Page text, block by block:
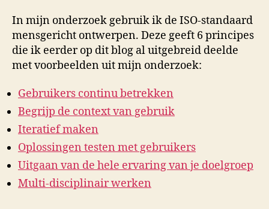
In mijn onderzoek gebruik ik de ISO-standaard
mensgericht ontwerpen. Deze geeft 6 principes
die ik eerder op dit blog al uitgebreid deelde
met voorbeelden uit mijn onderzoek:
Gebruikers continu betrekken
Begrijp de context van gebruik
Iteratief maken
Oplossingen testen met gebruikers
Uitgaan van de hele ervaring van je doelgroep
Multi-disciplinair werken